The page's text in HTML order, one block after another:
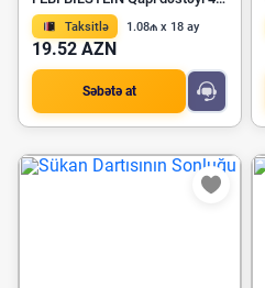
Taksitlə 1.08₼ x 18 ay
19.52 AZN
Səbətə at